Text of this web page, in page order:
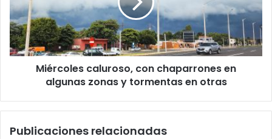
Miércoles caluroso, con chaparrones en
algunas zonas y tormentas en otras
Publicaciones relacionadas